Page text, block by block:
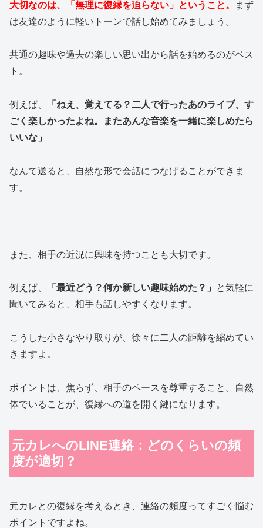
大切なのは、「無理に復縁を迫らない」ということ。
まず
は友達のように軽いトーンで話し始めてみましょう。
共通の趣味や過去の楽しい思い出から話を始めるのがベス
ト。
例えば、
「ねえ、覚えてる？二人で行ったあのライブ、す
ごく楽しかったよね。またあんな音楽を一緒に楽しめたら
いいな」
なんて送ると、自然な形で会話につなげることができま
す。
また、相手の近況に興味を持つことも大切です。
例えば、 「最近どう？何か新しい趣味始めた？」
と気軽に
聞いてみると、相手も話しやすくなります。
こうした小さなやり取りが、徐々に二人の距離を縮めてい
きますよ。
ポイントは、焦らず、相手のペースを尊重すること。自然
体でいることが、復縁への道を開く鍵になります。
元カレへのLINE連絡：どのくらいの頻
度が適切？
元カレとの復縁を考えるとき、連絡の頻度ってすごく悩む
ポイントですよね。